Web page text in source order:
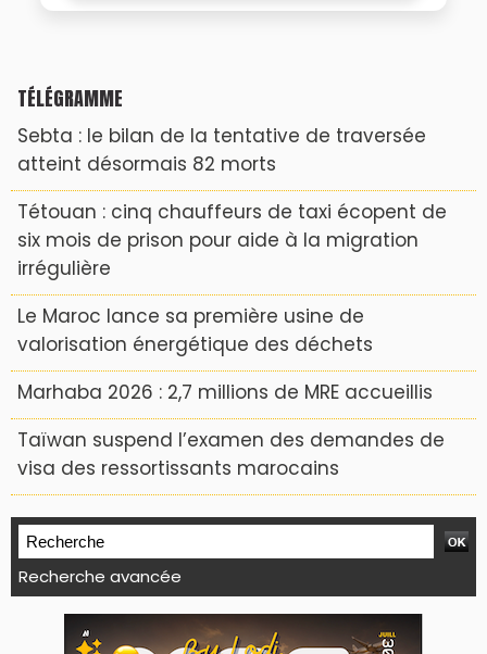
TÉLÉGRAMME
Sebta : le bilan de la tentative de traversée
atteint désormais 82 morts
Tétouan : cinq chauffeurs de taxi écopent de
six mois de prison pour aide à la migration
irrégulière
Le Maroc lance sa première usine de
valorisation énergétique des déchets
Marhaba 2026 : 2,7 millions de MRE accueillis
Taïwan suspend l’examen des demandes de
visa des ressortissants marocains
Recherche avancée